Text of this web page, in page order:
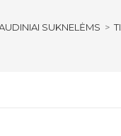
SUKNELĖMS >